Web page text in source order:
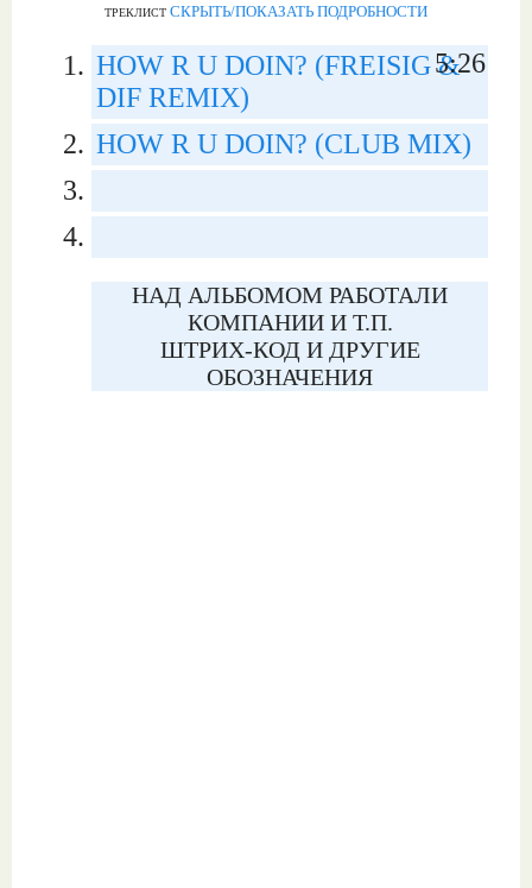
ТРЕКЛИСТ СКРЫТЬ/ПОКАЗАТЬ ПОДРОБНОСТИ
HOW R U DOIN? (FREISIG &
DIF REMIX)
5:26
HOW R U DOIN? (CLUB MIX)
НАД АЛЬБОМОМ РАБОТАЛИ
КОМПАНИИ И Т.П.
ШТРИХ-КОД И ДРУГИЕ
ОБОЗНАЧЕНИЯ